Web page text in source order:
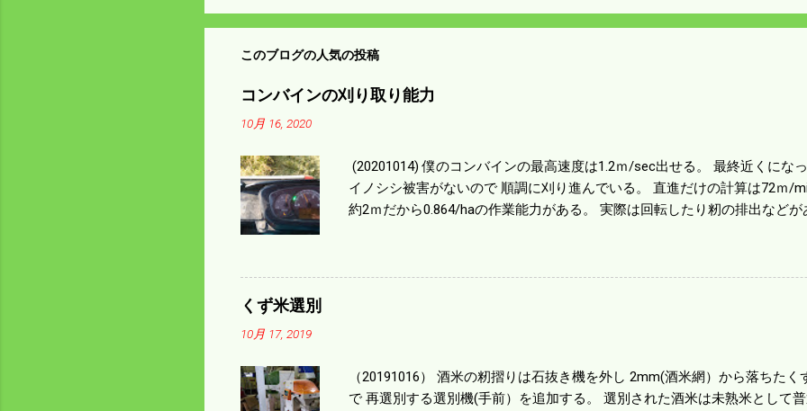
このブログの人気の投稿
コンバインの刈り取り能力
10月 16, 2020
(20201014) 僕のコンバインの最高速度は1.2ｍ/sec出せる。 最終近くにな
イノシシ被害がないので 順調に刈り進んでいる。 直進だけの計算は72ｍ/
約2ｍだから0.864/haの作業能力がある。 実際は回転したり籾の排出など
足している。 というより買った時はまだ耕作面積が少なく手が出せ 無か
くず米選別
10月 17, 2019
（20191016） 酒米の籾摺りは石抜き機を外し 2mm(酒米網）から落ちたく
で 再選別する選別機(手前）を追加する。 選別された酒米は未熟米として